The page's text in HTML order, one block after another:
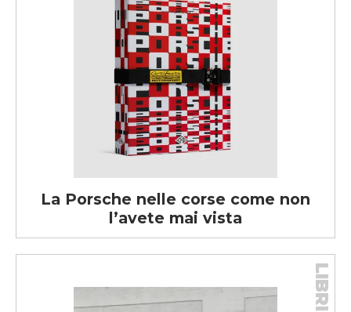
La Porsche nelle corse come non
l’avete mai vista
LIBRI